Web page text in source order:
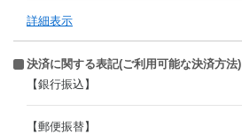
詳細表示
決済に関する表記(ご利用可能な決済方法)
【銀行振込】
【郵便振替】